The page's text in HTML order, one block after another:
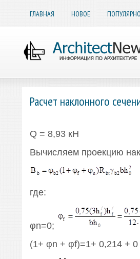
ГЛАВНАЯ НОВОЕ
Расчет наклонного
Q = 8,93 кН
Вычисляем проекцию
где:
φn=0;
(1+ φn + φf)=1+ 0,214 + 0